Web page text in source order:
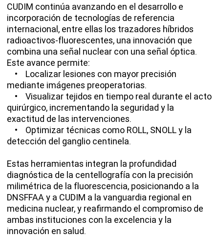
CUDIM continúa avanzando en el desarrollo e
incorporación de tecnologías de referencia
internacional, entre ellas los trazadores híbridos
radioactivos-fluorescentes, una innovación que
combina una señal nuclear con una señal óptica.
Este avance permite:
• Localizar lesiones con mayor precisión
mediante imágenes preoperatorias.
• Visualizar tejidos en tiempo real durante el acto
quirúrgico, incrementando la seguridad y la
exactitud de las intervenciones.
• Optimizar técnicas como ROLL, SNOLL y la
detección del ganglio centinela.
Estas herramientas integran la profundidad
diagnóstica de la centellografía con la precisión
milimétrica de la fluorescencia, posicionando a la
DNSFFAA y a CUDIM a la vanguardia regional en
medicina nuclear, y reafirmando el compromiso de
ambas instituciones con la excelencia y la
innovación en salud.